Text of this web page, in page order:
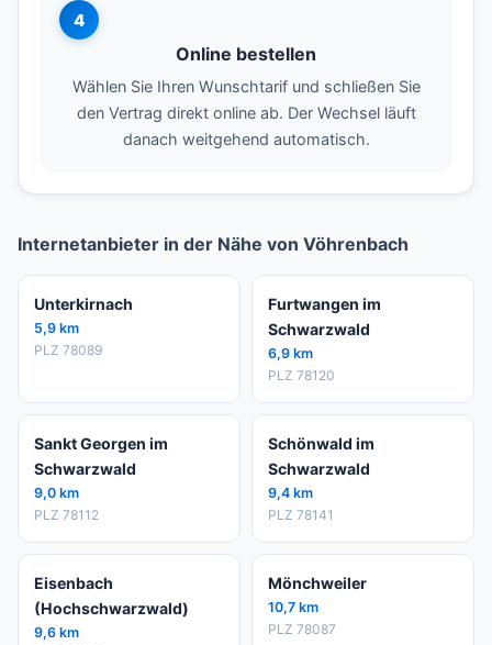
4
Online bestellen
Wählen Sie Ihren Wunschtarif und schließen Sie
den Vertrag direkt online ab. Der Wechsel läuft
danach weitgehend automatisch.
Internetanbieter in der Nähe von Vöhrenbach
Unterkirnach
5,9 km
PLZ 78089
Furtwangen im
Schwarzwald
6,9 km
PLZ 78120
Sankt Georgen im
Schwarzwald
9,0 km
PLZ 78112
Schönwald im
Schwarzwald
9,4 km
PLZ 78141
Eisenbach
(Hochschwarzwald)
9,6 km
Mönchweiler
10,7 km
PLZ 78087